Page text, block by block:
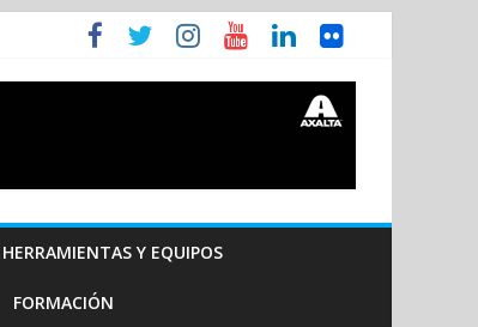
HERRAMIENTAS Y EQUIPOS
FORMACIÓN